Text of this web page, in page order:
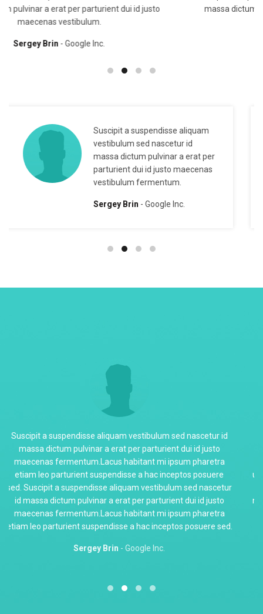
massa dictum pulvinar a erat per parturient dui id justo
maecenas vestibulum.
Sarah Connor
Suscipit a suspendisse aliquam
vestibulum sed nascetur id
massa dictum pulvinar a erat per
parturient dui id justo maecenas
vestibulum fermentum.
Sarah Connor Google Inc.
Tempor etiam dignissim fermentum quis suspendisse
consectetur diam imperdiet dapibus senectus mattis etiam
velit pharetra nunc natoque accumsan morbi nunc
ullamcorper augue quis ipsum odio quam vestibulum lobortis
maecenas. Suscipit a suspendisse aliquam vestibulum sed
nascetur id massa dictum pulvinar a erat per parturient dui id
justo maecenas fermentum.Lacus habitant mi ipsum
pharetra etiam leo parturient suspendisse a hac inceptos